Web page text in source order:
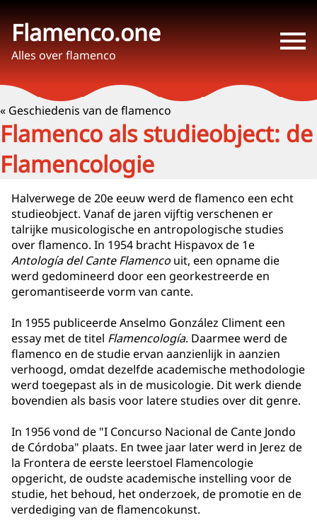
Flamenco.one
Alles over flamenco
« Geschiedenis van de flamenco
Flamenco als studieobject: de
Flamencologie
Halverwege de 20e eeuw werd de flamenco een echt
studieobject. Vanaf de jaren vijftig verschenen er
talrijke musicologische en antropologische studies
over flamenco. In 1954 bracht Hispavox de 1e
Antología del Cante Flamenco uit, een opname die
werd gedomineerd door een georkestreerde en
geromantiseerde vorm van cante.
In 1955 publiceerde Anselmo González Climent een
essay met de titel Flamencología. Daarmee werd de
flamenco en de studie ervan aanzienlijk in aanzien
verhoogd, omdat dezelfde academische methodologie
werd toegepast als in de musicologie. Dit werk diende
bovendien als basis voor latere studies over dit genre.
In 1956 vond de "I Concurso Nacional de Cante Jondo
de Córdoba" plaats. En twee jaar later werd in Jerez de
la Frontera de eerste leerstoel Flamencologie
opgericht, de oudste academische instelling voor de
studie, het behoud, het onderzoek, de promotie en de
verdediging van de flamencokunst.